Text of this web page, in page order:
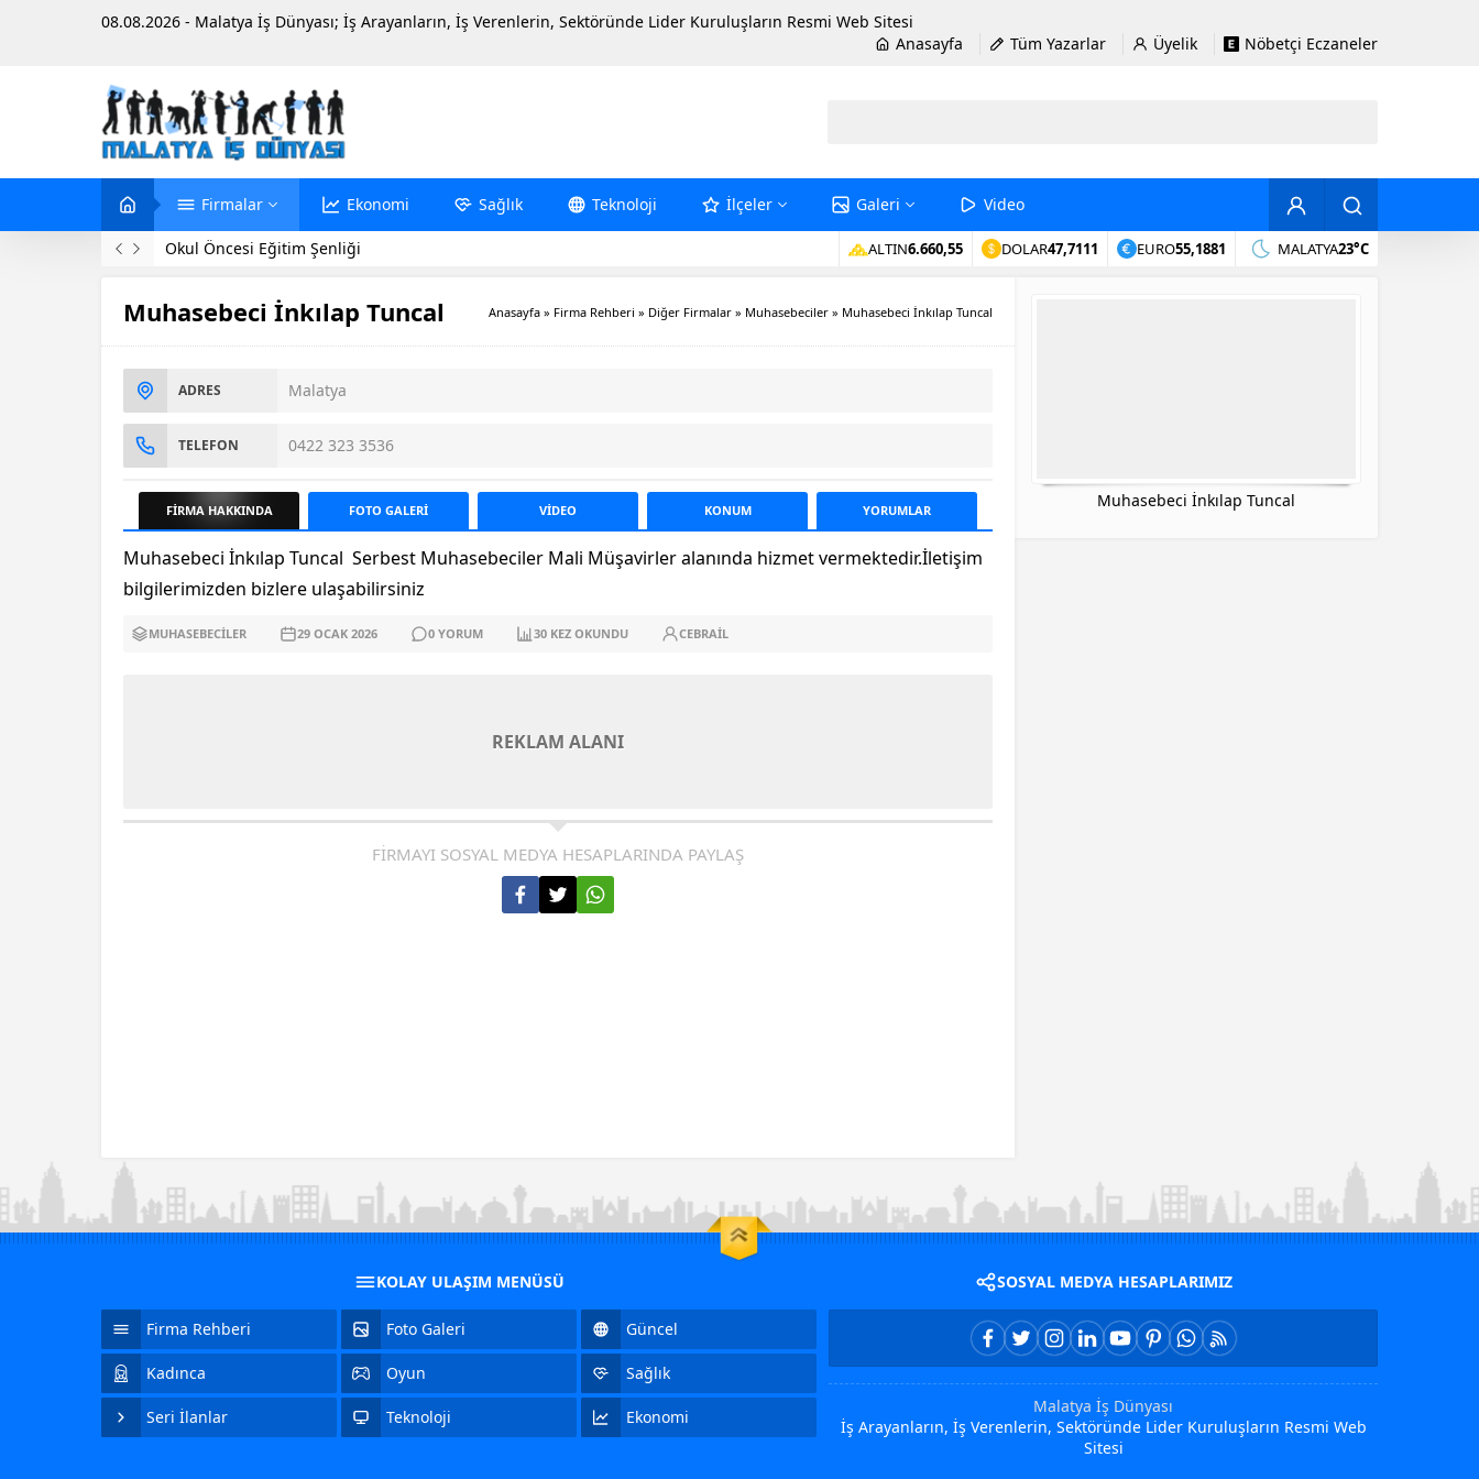
08.08.2026 - Malatya İş Dünyası; İş Arayanların, İş Verenlerin, Sektöründe Lider Kuruluşların Resmi Web Sitesi
Anasayfa
Tüm Yazarlar Üyelik Nöbetçi Eczaneler
Firmalar Ekonomi Sağlık Teknoloji İlçeler Galeri Video
Okul Öncesi Eğitim Şenliği ALTIN6.660,55 DOLAR47,7111 EURO55,1881 MALATYA23°C
Muhasebeci İnkılap Tuncal Anasayfa » Firma Rehberi » Diğer Firmalar » Muhasebeciler » Muhasebeci İnkılap Tuncal
ADRES Malatya
TELEFON 0422 323 3536
FİRMA HAKKINDA FOTO GALERİ VİDEO KONUM YORUMLAR
Muhasebeci İnkılap Tuncal Serbest Muhasebeciler Mali Müşavirler alanında hizmet vermektedir.İletişim
bilgilerimizden bizlere ulaşabilirsiniz
MUHASEBECILER 29 OCAK 2026 0 YORUM 30 KEZ OKUNDU CEBRAIL
REKLAM ALANI
FİRMAYI SOSYAL MEDYA HESAPLARINDA PAYLAŞ
Muhasebeci İnkılap Tuncal
KOLAY ULAŞIM MENÜSÜ
Firma Rehberi Foto Galeri Güncel
Kadınca Oyun Sağlık
Seri İlanlar Teknoloji Ekonomi
SOSYAL MEDYA HESAPLARIMIZ
Malatya İş Dünyası
İş Arayanların, İş Verenlerin, Sektöründe Lider Kuruluşların Resmi Web
Sitesi